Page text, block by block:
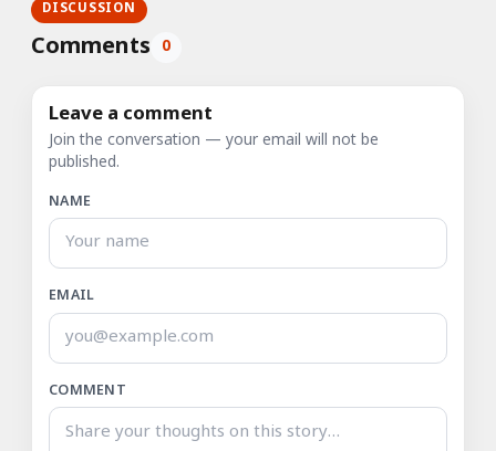
DISCUSSION
Comments 0
Leave a comment
Join the conversation — your email will not be
published.
NAME
EMAIL
COMMENT